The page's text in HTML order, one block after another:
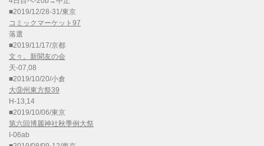
■2019/12/28-31/東京
コミックマーケット97
落選
■2019/11/17/京都
文々。新聞友の会
天-07,08
■2019/10/20/小倉
大⑨州東方祭39
H-13,14
■2019/10/06/東京
第六回博麗神社秋季例大祭
I-06ab